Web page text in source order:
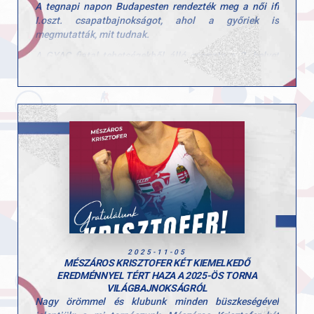
A tegnapi napon Budapesten rendezték meg a női ifi
I.oszt. csapatbajnokságot, ahol a győriek is
megmutatták, mit tudnak.
A GYAC fiatal tehetségekből álló csapata a 2. helyet
szerezte meg. A csapat tagjai: Polgár Hanna, Fekete
Felkészítő edzők: Szűcs Nicoleta Lucia és Fajkusz
Csaba.
Gratulálunk a csapat eredményéhez és köszönjük a
befektetett munkátokat!
2025-11-05
MÉSZÁROS KRISZTOFER KÉT KIEMELKEDŐ
EREDMÉNNYEL TÉRT HAZA A 2025-ÖS TORNA
VILÁGBAJNOKSÁGRÓL
Nagy örömmel és klubunk minden büszkeségével